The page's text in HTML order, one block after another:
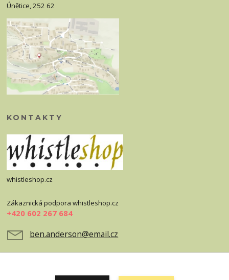
Únětice, 252 62
KONTAKTY
whistleshop.cz
Zákaznická podpora whistleshop.cz
+420 602 267 684
ben.anderson@email.cz